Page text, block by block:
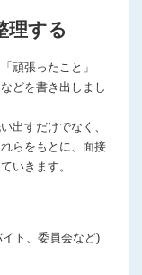
理する
頑張ったこと」
どを書き出しまし
出すだけでなく、
らをもとに、面接
いきます。
ト、委員会など)